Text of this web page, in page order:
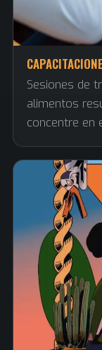
Sesiones de
alimentos
concentre en